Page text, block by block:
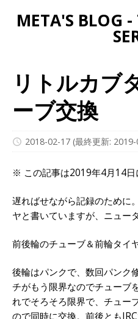
META'S BLOG
リトルカブ
ーブ交換
2018-02-17 (最終更新:
※ この記事は2019年4月14日
遅ればせながら記録のために
ヤと書いていますが、ニュー
前後輪のチューブ＆前輪タイ
後輪はパンクで、数回パンク
チがもう限界なのでチューブ
れでそろそろ限界で、チュー
ので同時に交換。前後ともIRC